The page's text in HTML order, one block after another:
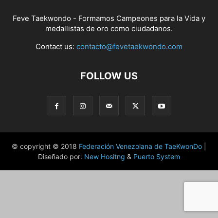
Feve Taekwondo - Formamos Campeones para la Vida y
medallistas de oro como ciudadanos.
Contact us: contacto@fevetaekwondo.com
FOLLOW US
© copyright © 2018 Federación Venezolana de TaeKwonDo
Diseñado por: New Hositng & Puerto System